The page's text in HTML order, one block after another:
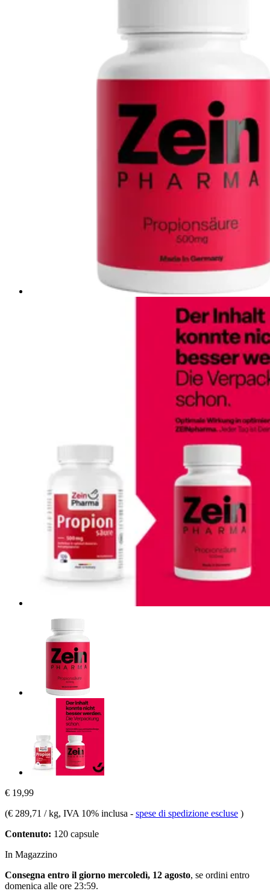
€ 19,99
(€ 289,71 / kg, IVA 10% inclusa - spese di spedizione escluse )
Contenuto: 120 capsule
In Magazzino
Consegna entro il giorno mercoledì, 12 agosto, se ordini entro
domenica alle ore 23:59.